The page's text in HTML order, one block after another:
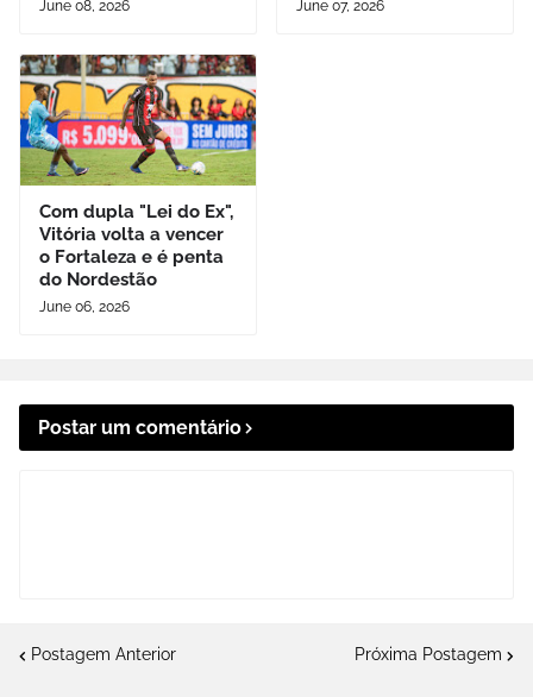
June 08, 2026 June 07, 2026
Com dupla "Lei do Ex",
Vitória volta a vencer
o Fortaleza e é penta
do Nordestão
June 06, 2026
Postar um comentário
Postagem Anterior Próxima Postagem